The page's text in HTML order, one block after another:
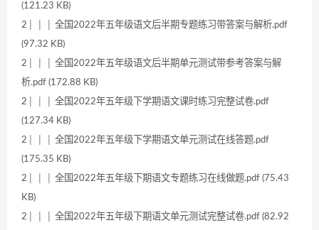
(121.23 KB)
2│ │ │ 全国2022年五年级语文后半期专题练习带答案与解析.pdf
(97.32 KB)
2│ │ │ 全国2022年五年级语文后半期单元测试带参考答案与解
析.pdf (172.88 KB)
2│ │ │ 全国2022年五年级下学期语文课时练习完整试卷.pdf
(127.34 KB)
2│ │ │ 全国2022年五年级下学期语文单元测试在线答题.pdf
(175.35 KB)
2│ │ │ 全国2022年五年级下期语文专题练习在线做题.pdf (75.43
KB)
2│ │ │ 全国2022年五年级下期语文单元测试完整试卷.pdf (82.92